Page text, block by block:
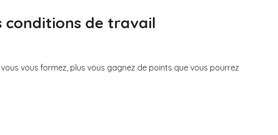
conditions de travail
vous formez, plus vous gagnez de points que vous pourrez